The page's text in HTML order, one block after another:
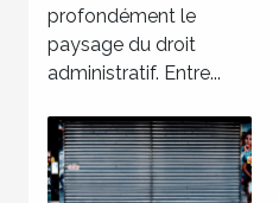
profondément le
paysage du droit
administratif. Entre...